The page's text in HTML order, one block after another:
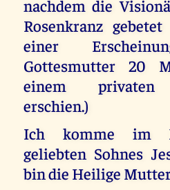
nachdem die
Rosenkranz
einer
Gottesmutter 20
einem privaten
erschien.)
Ich komme im
geliebten Sohnes
bin die Heilige